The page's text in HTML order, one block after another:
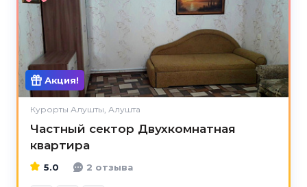
Акция!
Курорты Алушты, Алушта
Частный сектор Двухкомнатная
квартира
5.0 2 отзыва